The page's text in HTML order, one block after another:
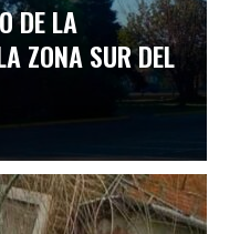
DE LA
ZONA SUR DEL